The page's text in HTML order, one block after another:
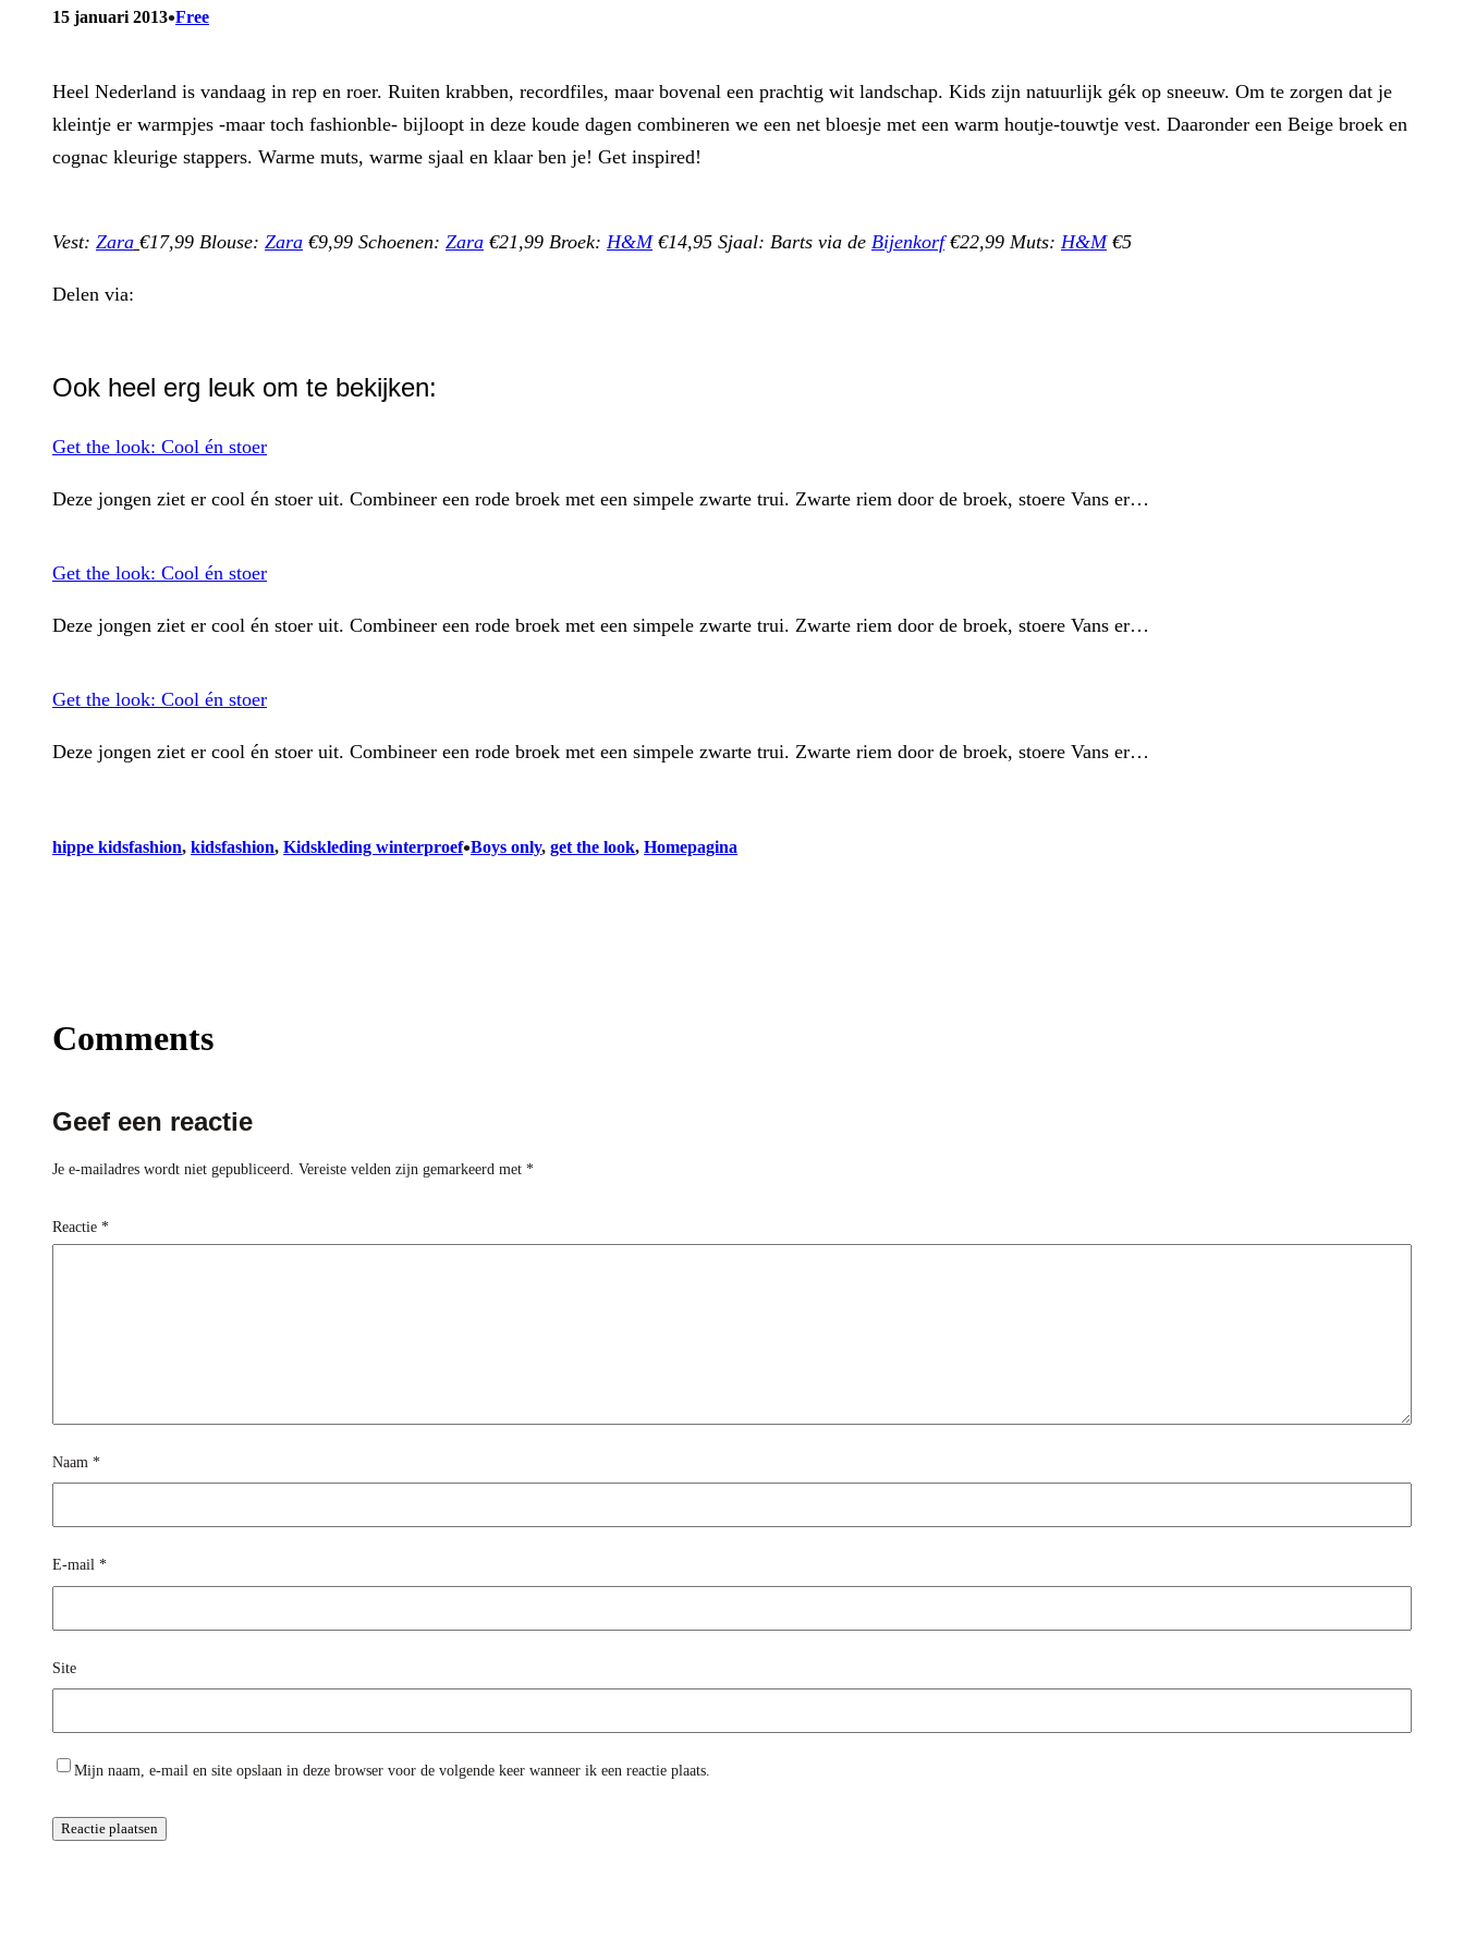
15 januari 2013•Free
Heel Nederland is vandaag in rep en roer. Ruiten krabben, recordfiles, maar bovenal een prachtig wit landschap. Kids zijn natuurlijk gék op sneeuw. Om te zorgen dat je
kleintje er warmpjes -maar toch fashionble- bijloopt in deze koude dagen combineren we een net bloesje met een warm houtje-touwtje vest. Daaronder een Beige broek en
cognac kleurige stappers. Warme muts, warme sjaal en klaar ben je! Get inspired!
Vest: Zara €17,99 Blouse: Zara €9,99 Schoenen: Zara €21,99 Broek: H&M€14,95 Sjaal: Barts via de Bijenkorf€22,99 Muts: H&M€5
Delen via:
Ook heel erg leuk om te bekijken:
Get the look: Cool én stoer
Deze jongen ziet er cool én stoer uit. Combineer een rode broek met een simpele zwarte trui. Zwarte riem door de broek, stoere Vans er…
Get the look: Cool én stoer
Deze jongen ziet er cool én stoer uit. Combineer een rode broek met een simpele zwarte trui. Zwarte riem door de broek, stoere Vans er…
Get the look: Cool én stoer
Deze jongen ziet er cool én stoer uit. Combineer een rode broek met een simpele zwarte trui. Zwarte riem door de broek, stoere Vans er…
hippe kidsfashion, kidsfashion, Kidskleding winterproef•Boys only, get the look, Homepagina
Comments
Geef een reactie
Je e-mailadres wordt niet gepubliceerd. Vereiste velden zijn gemarkeerd met *
Reactie *
Naam *
E-mail *
Site
Mijn naam, e-mail en site opslaan in deze browser voor de volgende keer wanneer ik een reactie plaats.